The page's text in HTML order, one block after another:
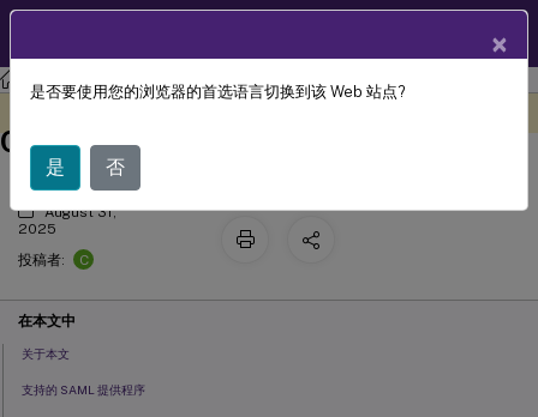
Citrix Cloud
将 SAML 作为身份提供程序连接到
Citrix Cloud
August 31,
2025
投稿者:
C
在本文中
关于本文
支持的 SAML 提供程序
×
是否要使用您的浏览器的首选语言切换到该 Web 站点?
是 否